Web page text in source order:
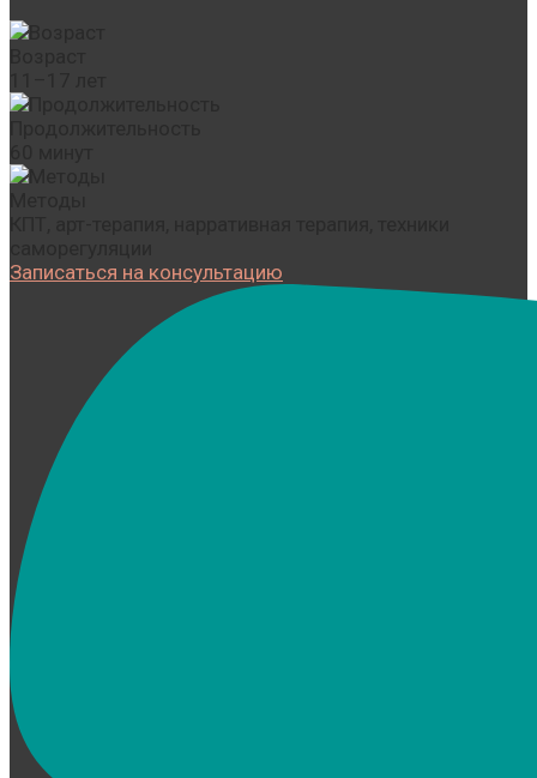
Записаться на консультацию